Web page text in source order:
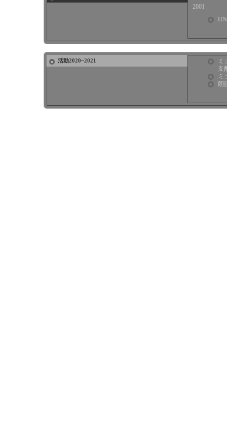
2001
活動2020~2021
ミ
支
ミ
朗